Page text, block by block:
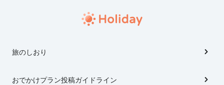
旅のしおり
おでかけプラン投稿ガイドライン